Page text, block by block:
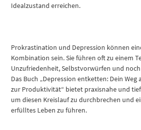
Idealzustand erreichen.
Prokrastination und Depression können
Kombination sein. Sie führen oft zu einem
Unzufriedenheit, Selbstvorwürfen und
Das Buch „Depression entketten: Dein
zur Produktivität“ bietet praxisnahe und
um diesen Kreislauf zu durchbrechen und
erfülltes Leben zu führen.